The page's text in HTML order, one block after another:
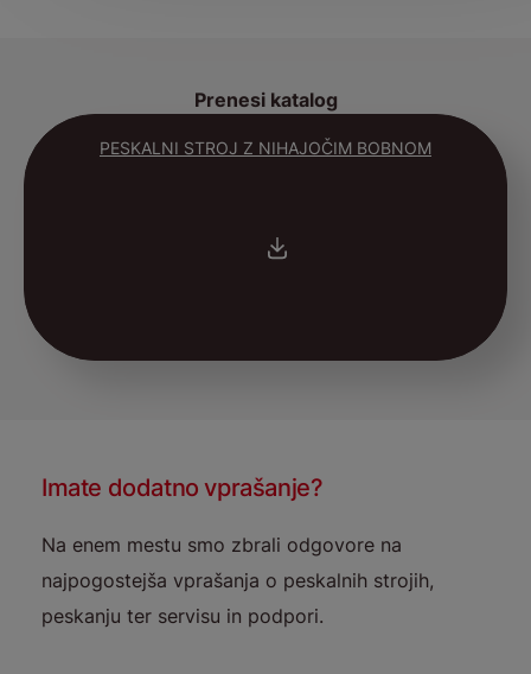
Prenesi katalog
PESKALNI STROJ Z NIHAJOČIM BOBNOM
Imate dodatno vprašanje?
Na enem mestu smo zbrali odgovore na
najpogostejša vprašanja o peskalnih strojih,
peskanju ter servisu in podpori.